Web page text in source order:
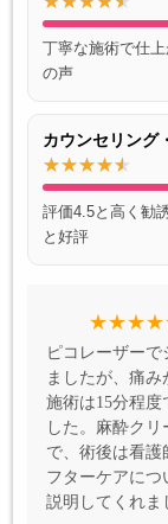
丁寧な施術で仕
の声
カウンセリング
評価4.5と高く勧
と好評
ピコレーザーで
ましたが、痛み
施術は15分程度
した。麻酔ク
で、術後は看護
フターケアにつ
説明してくれま